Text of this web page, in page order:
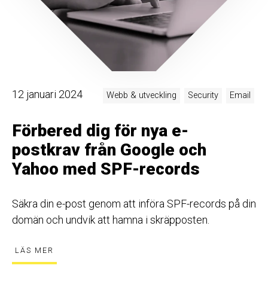
12 januari 2024 Webb & utveckling Security Email
Förbered dig för nya e-
postkrav från Google och
Yahoo med SPF-records
Säkra din e-post genom att införa SPF-records på din
domän och undvik att hamna i skräpposten.
LÄS MER